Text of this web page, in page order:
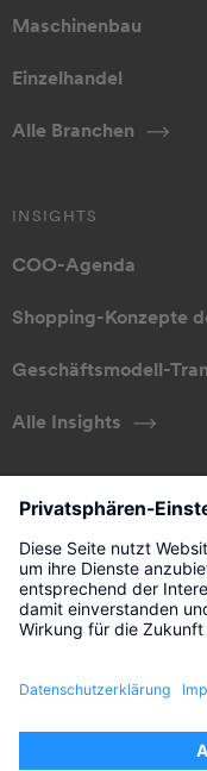
Maschinenbau
Einzelhandel
Alle Branchen
INSIGHTS
COO-Agenda
Shopping-Konzepte
Geschäftsmodell-
Alle Insights
ÜBER UNS
Unser Ansatz
Management